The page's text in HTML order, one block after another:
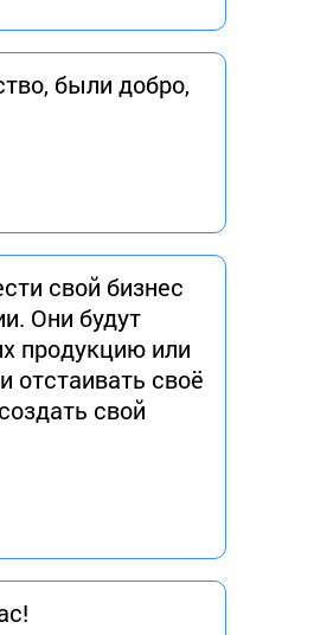
были добро,
свой бизнес
Они будут
продукцию или
отстаивать своё
свой